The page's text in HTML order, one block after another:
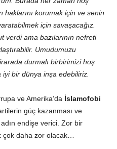
haklarını korumak için ve senin
için savaşacağız.
ama bazılarının nefreti
Umudumuzu
durmalı birbirimizi hoş
bir dünya inşa edebiliriz.
ve Amerika’da İslamofobi
güç kazanması ve
endişe verici. Zor bir
çok daha zor olacak…